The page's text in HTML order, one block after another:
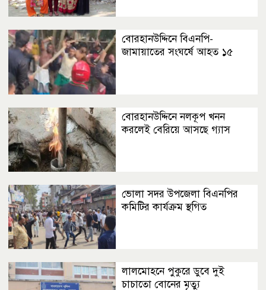
বোরহানউদ্দিনে বিএনপি-
জামায়াতের সংঘর্ষে আহত ১৫
বোরহানউদ্দিনে নলকূপ খনন
করলেই বেরিয়ে আসছে গ্যাস
ভোলা সদর উপজেলা বিএনপির
কমিটির কার্যক্রম স্থগিত
লালমোহনে পুকুরে ডুবে দুই
চাচাতো বোনের মৃত্যু